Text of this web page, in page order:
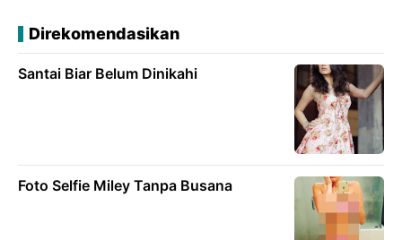
Direkomendasikan
Santai Biar Belum Dinikahi
Foto Selfie Miley Tanpa Busana